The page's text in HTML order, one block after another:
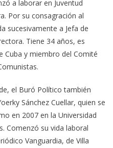
a laborar en Juventud
Por su consagración al
sucesivamente a Jefa de
Tiene 34 años, es
Cuba y miembro del Comité
el Buró Político también
Sánchez Cuellar, quien se
en 2007 en la Universidad
Comenzó su vida laboral
Vanguardia, de Villa